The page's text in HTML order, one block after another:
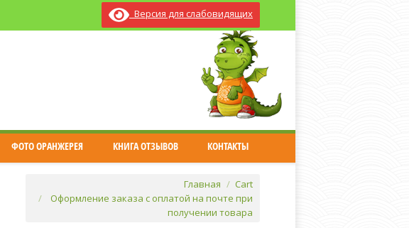
Версия для слабовидящих
ФОТО ОРАНЖЕРЕЯ КНИГА ОТЗЫВОВ КОНТАКТЫ
Главная
Cart
Оформление заказа с оплатой на почте при
получении товара